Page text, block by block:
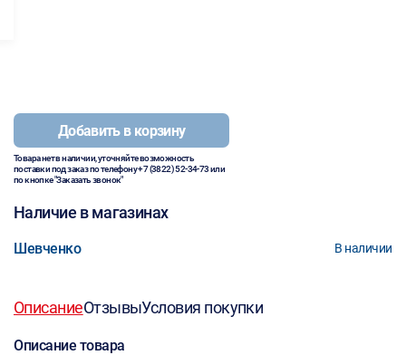
Добавить в корзину
Товара нет в наличии, уточняйте возможность
поставки под заказ по телефону+7 (3822) 52-34-73или
по кнопке "Заказать звонок"
Наличие в магазинах
Шевченко В наличии
ОписаниеОтзывыУсловия покупки
Описание товара